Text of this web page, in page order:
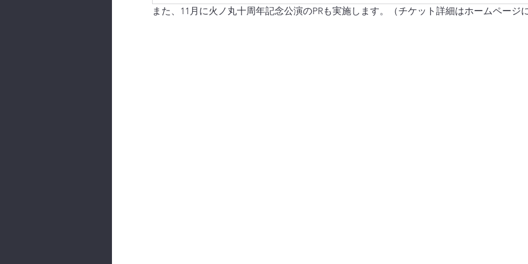
また、11月に火ノ丸十周年記念公演のPRも実施します。（チケット詳細はホームページ